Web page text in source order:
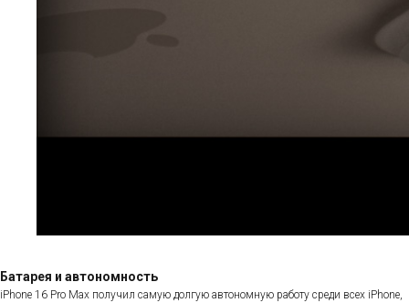
Батарея и автономность
iPhone 16 Pro Max получил самую долгую автономную работу среди всех iPhone,